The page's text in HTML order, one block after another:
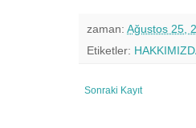
zaman: Ağustos 25,
Etiketler:
Sonraki Kayıt